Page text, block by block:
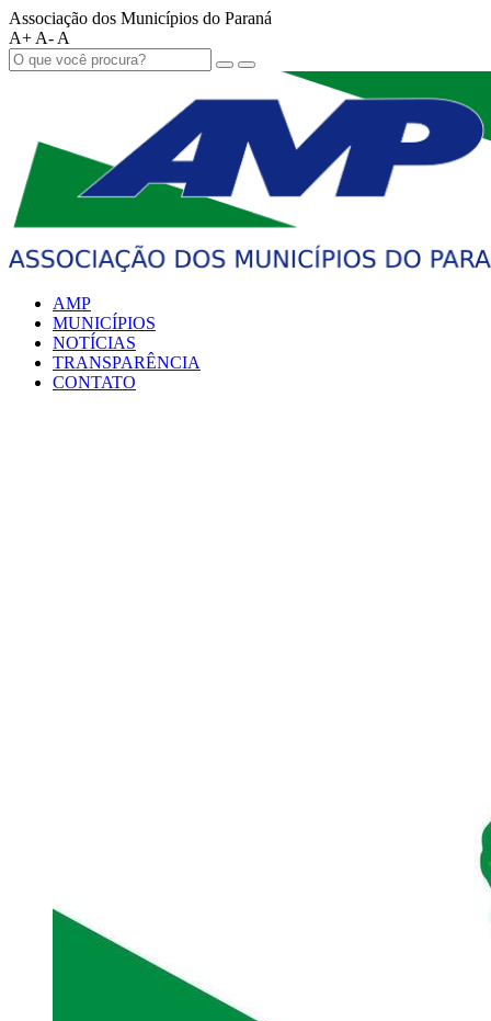
Associação dos Municípios do Paraná
A+ A- A
AMP
MUNICÍPIOS
NOTÍCIAS
TRANSPARÊNCIA
CONTATO